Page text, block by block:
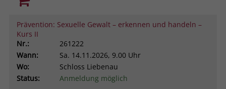
Prävention: Sexuelle Gewalt – erkennen und handeln –
Kurs II
Nr.:
261222
Wann:
Sa. 14.11.2026, 9.00 Uhr
Wo:
Schloss Liebenau
Status:
Anmeldung möglich